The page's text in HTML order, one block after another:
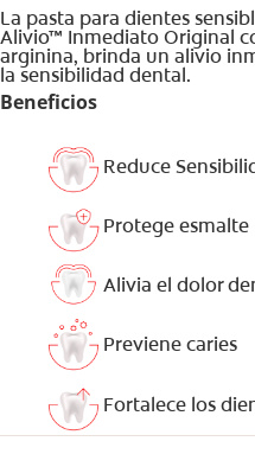
La pasta para dientes
Alivio™ Inmediato Original
arginina, brinda un alivio
la sensibilidad dental.
Beneficios
Reduce
Protege esmalte
Alivia el dolor
Previene caries
Fortalece los